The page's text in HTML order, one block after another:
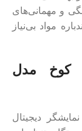
و مهمانی‌های
مواد بی‌نیاز
کوخ مدل
دیجیتال